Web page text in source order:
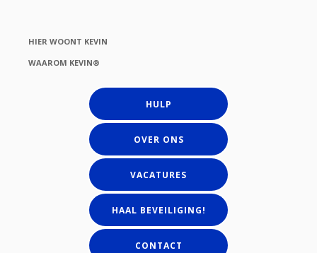
HIER WOONT KEVIN
WAAROM KEVIN®
HULP
OVER ONS
VACATURES
HAAL BEVEILIGING!
CONTACT